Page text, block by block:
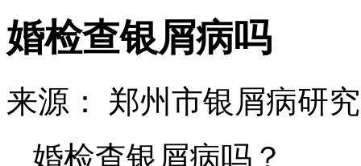
婚检查银屑病吗
来源： 郑州市银屑病研
婚检查银屑病吗？